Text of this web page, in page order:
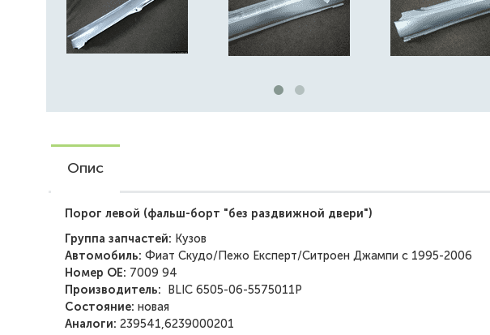
Опис
Порог левой (фальш-борт "без раздвижной двери")
Группа запчастей: Кузов
Автомобиль: Фиат Скудо/Пежо Експерт/Ситроен Джампи с 1995-2006
Номер ОЕ: 7009 94
Производитель:
BLIC6505-06-5575011P
Состояние: новая
Аналоги: 239541,6239000201